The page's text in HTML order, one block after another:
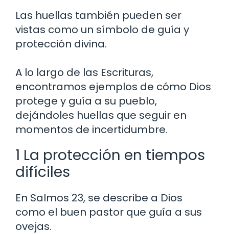
Las huellas también pueden ser
vistas como un símbolo de guía y
protección divina.
A lo largo de las Escrituras,
encontramos ejemplos de cómo Dios
protege y guía a su pueblo,
dejándoles huellas que seguir en
momentos de incertidumbre.
1 La protección en tiempos
difíciles
En Salmos 23, se describe a Dios
como el buen pastor que guía a sus
ovejas.